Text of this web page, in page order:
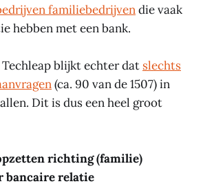
familiebedrijvendie vaak
hebben met een bank.
blijkt echter dat slechts
(ca. 90 van de 1507) in
Dit is dus een heel groot
richting (familie)
bancaire relatie